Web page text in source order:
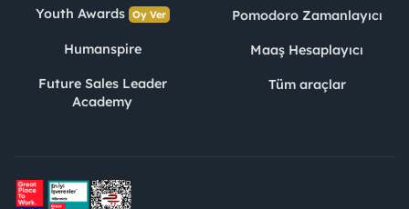
Youth Awards Oy Ver
Humanspire
Future Sales Leader
Academy
Pomodoro Zamanlayıcı
Maaş Hesaplayıcı
Tüm araçlar